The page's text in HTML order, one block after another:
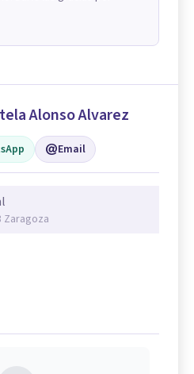
Alonso Alvarez
Email
Zaragoza